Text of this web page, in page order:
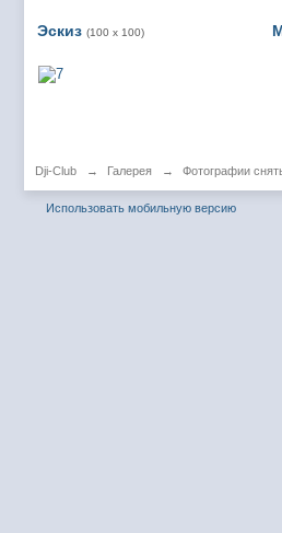
Эскиз (100 x 100)
Dji-Club → Галерея → Фотографии
Использовать мобильную версию